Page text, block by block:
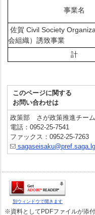
事業名
佐賀 Civil Society
会組織）誘致事業
計
このページに関する
お問い合わせは
政策部 さが政策推進チーム
電話：0952-25-7541
ファックス：0952-25-7263
別ウィンドウで開きます
※資料としてPDFファイルが添